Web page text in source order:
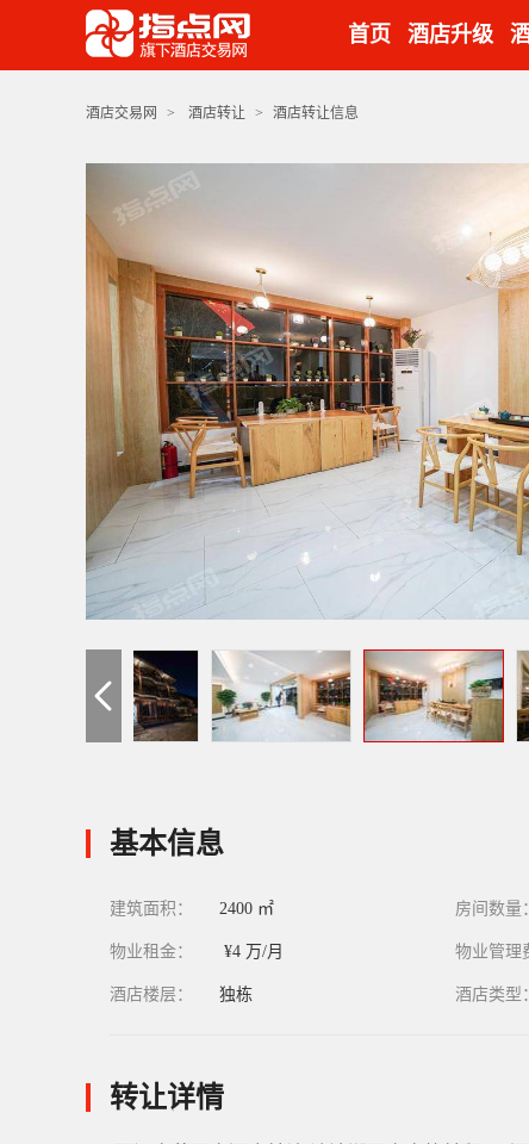
首页 酒店升级
酒店交易网 > 酒店转让 > 酒店转让信息
基本信息
建筑面积： 2400 ㎡ 房间数量：
物业租金： ¥4 万/月 物业管理
酒店楼层： 独栋 酒店类型：
转让详情